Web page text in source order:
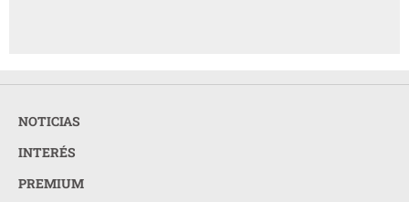
NOTICIAS
INTERÉS
PREMIUM